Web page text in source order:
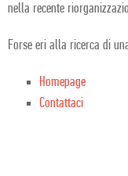
nella recente
Forse eri alla ricerca di
Homepage
Contattaci